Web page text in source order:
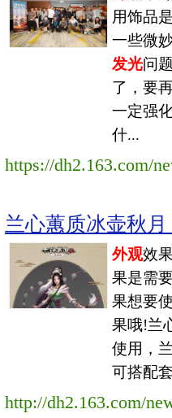
用饰品
一些微
发光问
了，要
一定强
什...
https://dh2.163.com/
兰心蕙质冰壶秋
外观效
果是需
果想要
果哦!兰
使用，
可搭配
http://dh2.163.com/